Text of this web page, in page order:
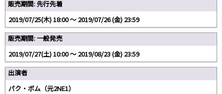
販売期間: 先行先着
2019/07/25(木) 18:00 〜 2019/07/26 (金) 23:59
販売期間: 一般発売
2019/07/27(土) 10:00 〜 2019/08/23 (金) 23:59
出演者
パク・ボム（元2NE1）